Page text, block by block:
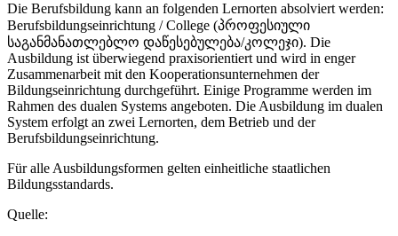
Die Berufsbildung kann an folgenden Lernorten absolviert werden:
Berufsbildungseinrichtung / College (პროფესიული
საგანმანათლებლო დაწესებულება/კოლეჯი). Die
Ausbildung ist überwiegend praxisorientiert und wird in enger
Zusammenarbeit mit den Kooperationsunternehmen der
Bildungseinrichtung durchgeführt. Einige Programme werden im
Rahmen des dualen Systems angeboten. Die Ausbildung im dualen
System erfolgt an zwei Lernorten, dem Betrieb und der
Berufsbildungseinrichtung.
Für alle Ausbildungsformen gelten einheitliche staatlichen
Bildungsstandards.
Quelle: